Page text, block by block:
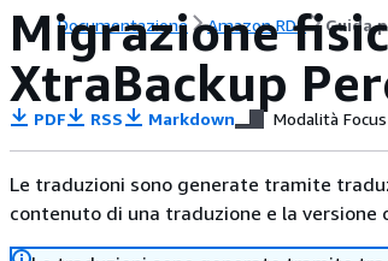
Documentazione Amazon RDS Guida
Migrazione
XtraBackup
PDF RSS Markdown Modalità Focus
Le traduzioni sono generate tramite
contenuto di una traduzione e la